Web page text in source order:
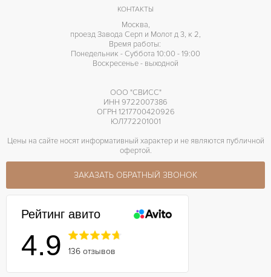
КОНТАКТЫ
Москва,
проезд Завода Серп и Молот д 3, к 2,
Время работы:
Понедельник - Суббота 10:00 - 19:00
Воскресенье - выходной
ООО "СВИСС"
ИНН 9722007386
ОГРН 1217700420926
ЮЛ772201001
Цены на сайте носят информативный характер и не являются публичной
офертой.
ЗАКАЗАТЬ ОБРАТНЫЙ ЗВОНОК
Рейтинг авито
4.9 136 отзывов